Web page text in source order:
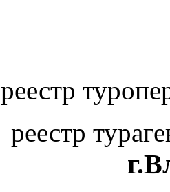
реестр
реестр